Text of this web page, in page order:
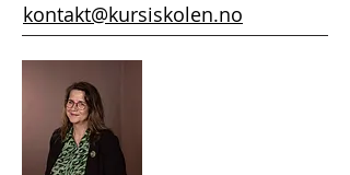
kontakt@kursiskolen.no